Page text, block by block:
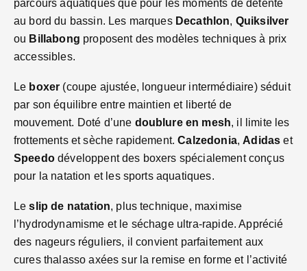
parcours aquatiques que pour les moments de détente
au bord du bassin. Les marques Decathlon, Quiksilver
ou Billabong proposent des modèles techniques à prix
accessibles.
Le boxer (coupe ajustée, longueur intermédiaire) séduit
par son équilibre entre maintien et liberté de
mouvement. Doté d’une doublure en mesh, il limite les
frottements et sèche rapidement.Calzedonia, Adidas et
Speedodéveloppent des boxers spécialement conçus
pour la natation et les sports aquatiques.
Leslip de natation, plus technique, maximise
l’hydrodynamisme et le séchage ultra-rapide. Apprécié
des nageurs réguliers, il convient parfaitement aux
cures thalasso axées sur la remise en forme et l’activité